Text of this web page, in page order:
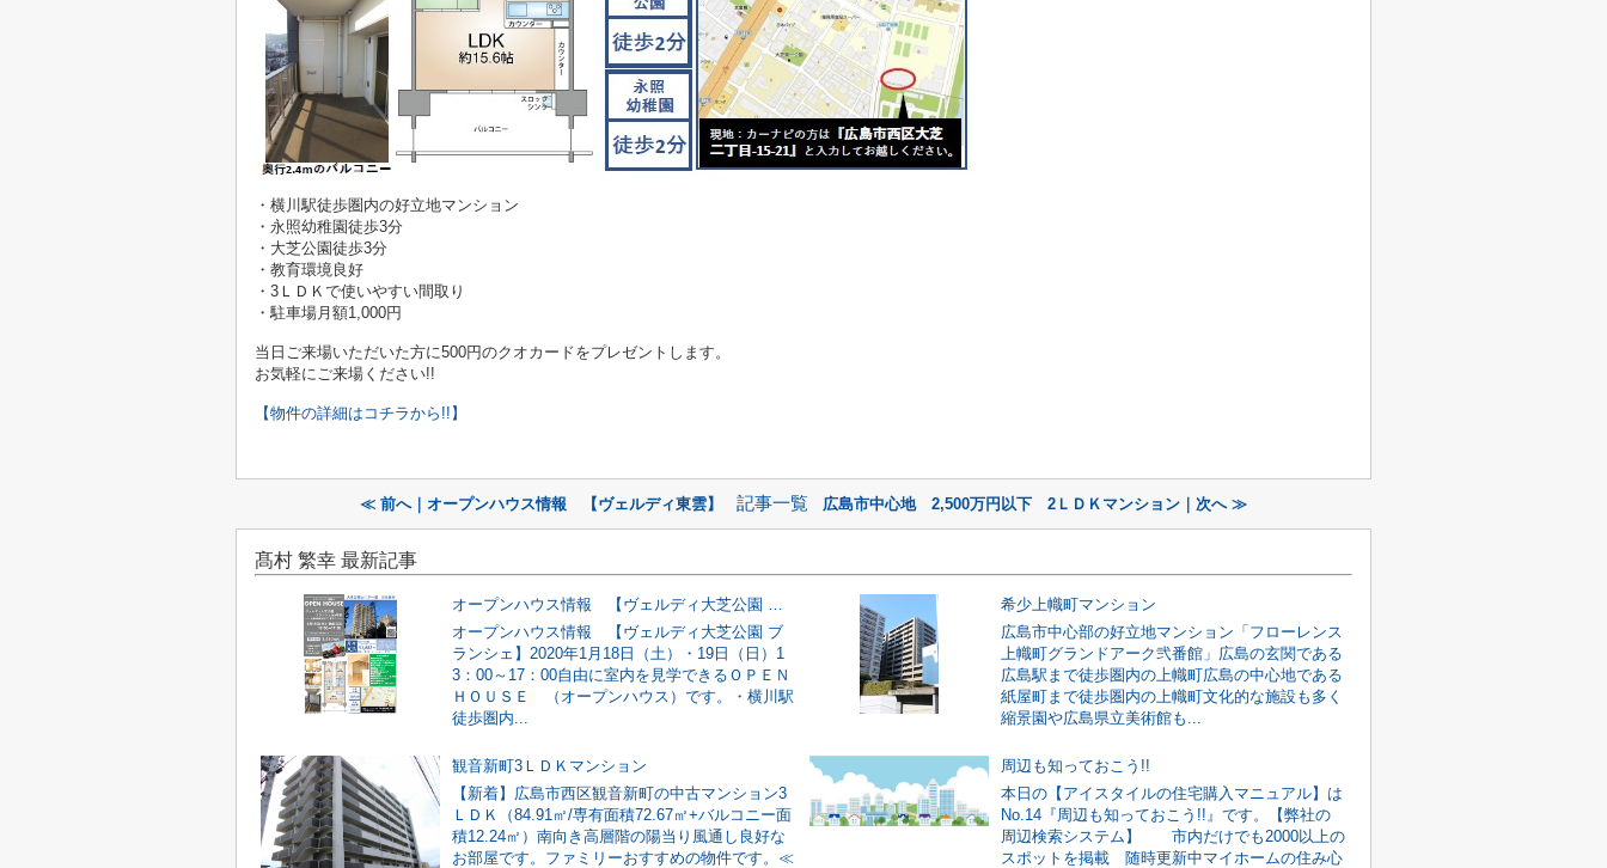
・横川駅徒歩圏内の好立地マンション
・永照幼稚園徒歩3分
・大芝公園徒歩3分
・教育環境良好
・3ＬＤＫで使いやすい間取り
・駐車場月額1,000円
当日ご来場いただいた方に500円のクオカードをプレゼントします。
お気軽にご来場ください!!
【物件の詳細はコチラから!!】
≪ 前へ｜オープンハウス情報 【ヴェルディ東雲】 記事一覧 広島市中心地 2,500万円以下 2ＬＤＫマンション｜次へ ≫
髙村 繁幸 最新記事
オープンハウス情報 【ヴェルディ大芝公園 ブランシェ】
オープンハウス情報 【ヴェルディ大芝公園 ブ
ランシェ】2020年1月18日（土）・19日（日）1
3：00～17：00自由に室内を見学できるＯＰＥＮ
ＨＯＵＳＥ （オープンハウス）です。・横川駅
徒歩圏内...
希少上幟町マンション
広島市中心部の好立地マンション「フローレンス
上幟町グランドアーク弐番館」広島の玄関である
広島駅まで徒歩圏内の上幟町広島の中心地である
紙屋町まで徒歩圏内の上幟町文化的な施設も多く
縮景園や広島県立美術館も...
観音新町3ＬＤＫマンション
【新着】広島市西区観音新町の中古マンション3
ＬＤＫ（84.91㎡/専有面積72.67㎡+バルコニー面
積12.24㎡）南向き高層階の陽当り風通し良好な
お部屋です。ファミリーおすすめの物件です。≪
周辺も知っておこう!!
本日の【アイスタイルの住宅購入マニュアル】は
No.14『周辺も知っておこう!!』です。【弊社の
周辺検索システム】 市内だけでも2000以上の
スポットを掲載 随時更新中マイホームの住み心